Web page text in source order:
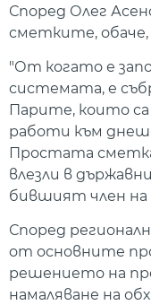
Според Олег
сметките, обаче,
"От когато е
системата, е
Парите, които са
работи към
Простата сметка
влезли в
бившият член на
Според
от основните
решението на
намаляване на